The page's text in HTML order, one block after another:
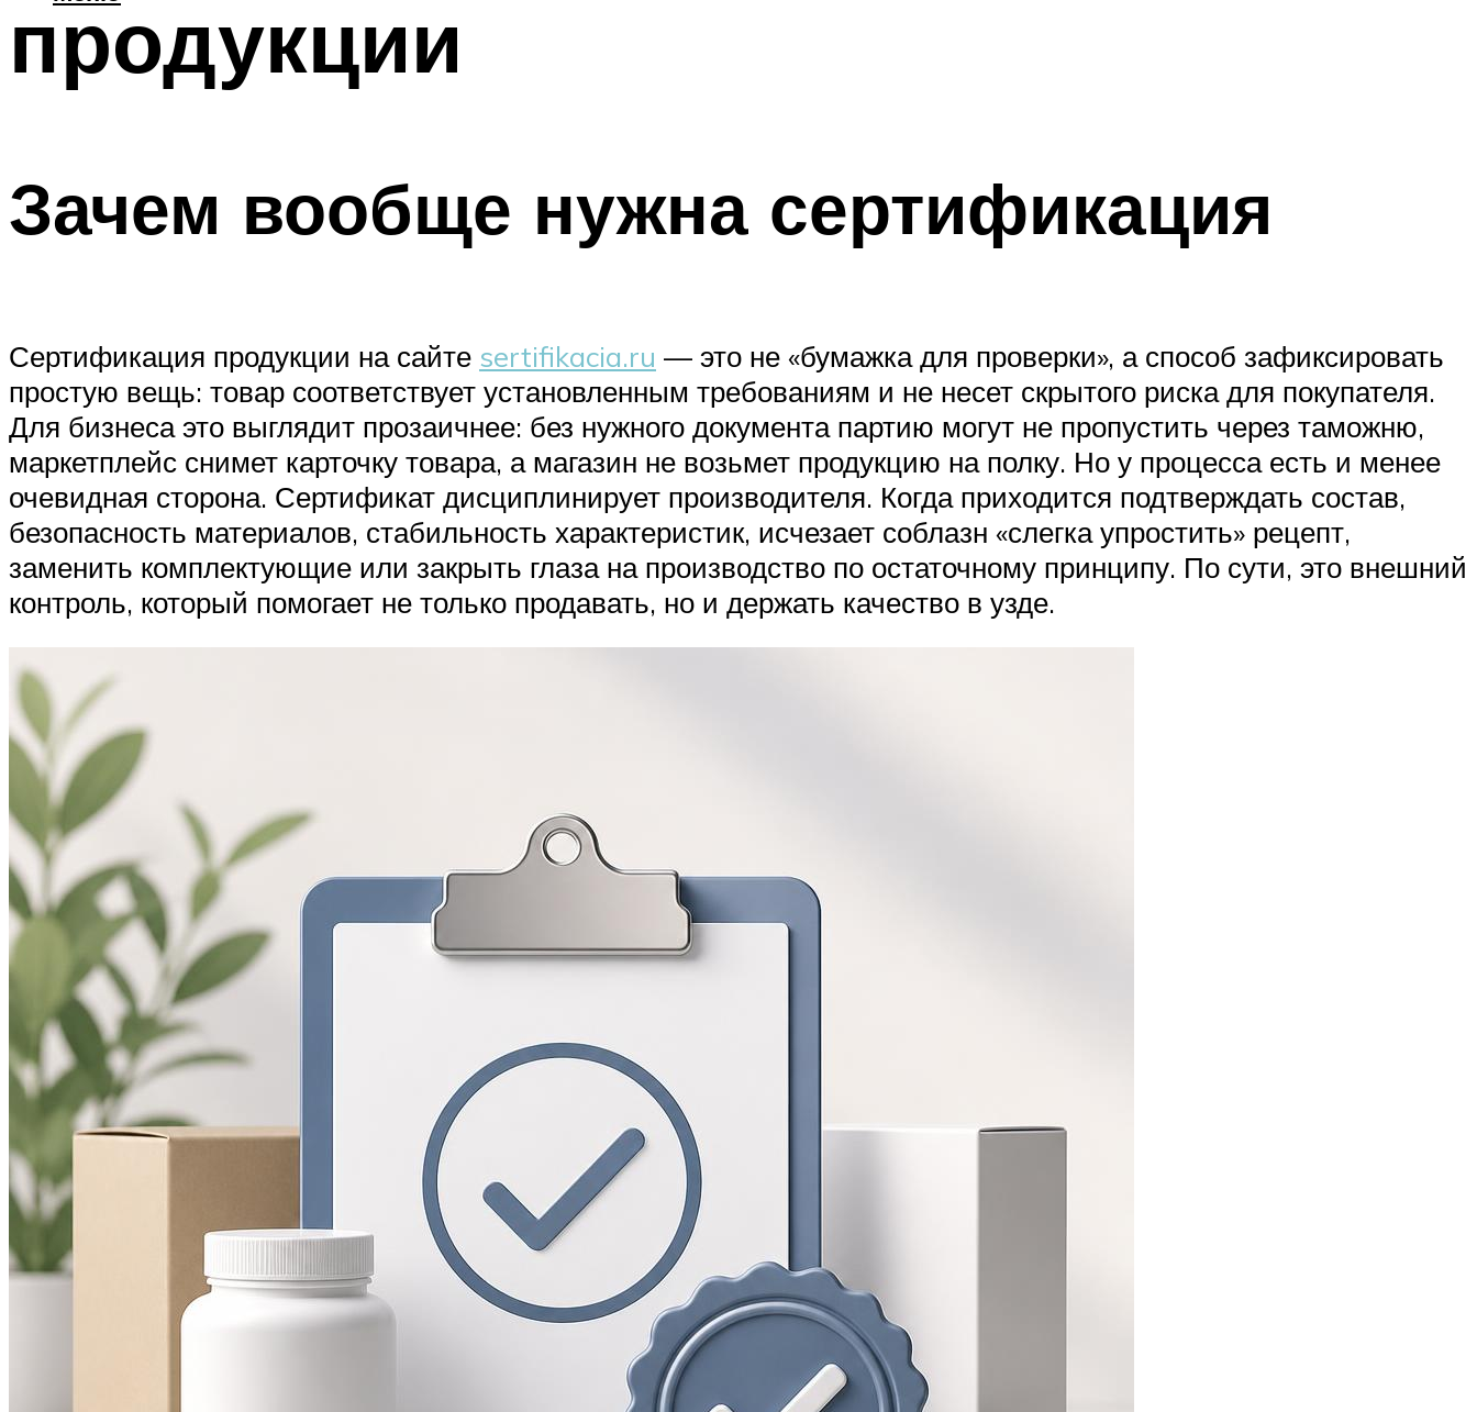
продукции
Зачем вообще нужна сертификация
Сертификация продукции на сайте sertifikacia.ru — это не «бумажка для проверки», а способ зафиксировать
простую вещь: товар соответствует установленным требованиям и не несет скрытого риска для покупателя.
Для бизнеса это выглядит прозаичнее: без нужного документа партию могут не пропустить через таможню,
маркетплейс снимет карточку товара, а магазин не возьмет продукцию на полку. Но у процесса есть и менее
очевидная сторона. Сертификат дисциплинирует производителя. Когда приходится подтверждать состав,
безопасность материалов, стабильность характеристик, исчезает соблазн «слегка упростить» рецепт,
заменить комплектующие или закрыть глаза на производство по остаточному принципу. По сути, это внешний
контроль, который помогает не только продавать, но и держать качество в узде.